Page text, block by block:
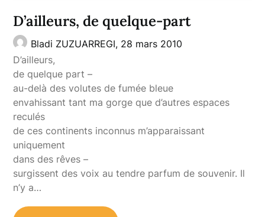
D’ailleurs, de quelque-part
Bladi ZUZUARREGI, 28 mars 2010
D’ailleurs,
de quelque part –
au-delà des volutes de fumée bleue
envahissant tant ma gorge que d’autres espaces
reculés
de ces continents inconnus m’apparaissant
uniquement
dans des rêves –
surgissent des voix au tendre parfum de souvenir. Il
n’y a…